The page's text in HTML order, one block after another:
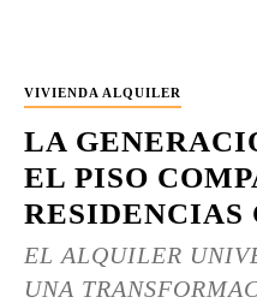
VIVIENDA ALQUILER
LA
EL PISO
RESIDENCIAS
EL ALQUILER
UNA